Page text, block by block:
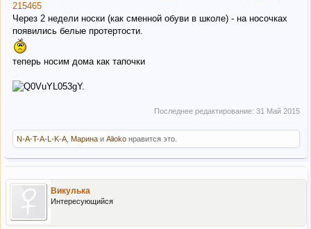
215465
Через 2 недели носки (как сменной обуви в школе) - на носочках
появились белые протертости.
теперь носим дома как тапочки
Последнее редактирование: 31 Май 2015
N-A-T-A-L-K-A Марина и Alioko нравится это.
Викулька
Интересующийся